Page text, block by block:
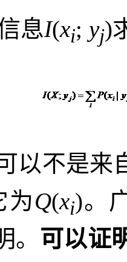
息I(xi; yj)
以不是来
为Q(xi)。
。 可以证